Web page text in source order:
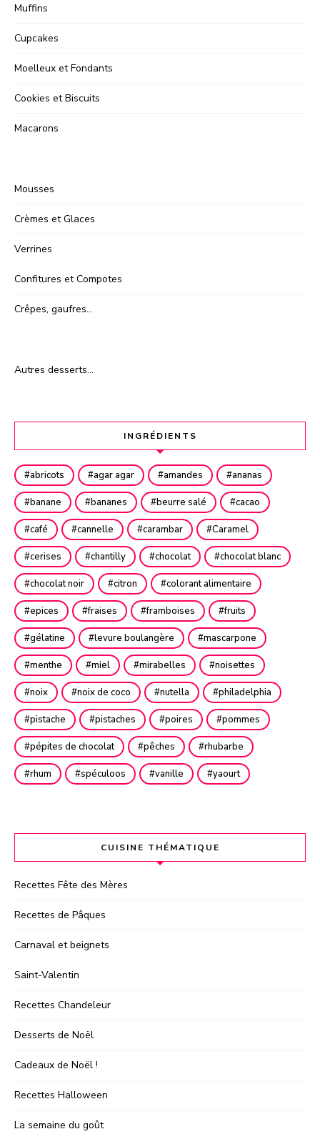
Muffins
Cupcakes
Moelleux et Fondants
Cookies et Biscuits
Macarons
Mousses
Crèmes et Glaces
Verrines
Confitures et Compotes
Crêpes, gaufres…
Autres desserts…
INGRÉDIENTS
abricots agar agar amandes ananas
banane bananes beurre salé cacao
café cannelle carambar Caramel
cerises chantilly chocolat chocolat blanc
chocolat noir citron colorant alimentaire
epices fraises framboises fruits
gélatine levure boulangère mascarpone
menthe miel mirabelles noisettes
noix noix de coco nutella philadelphia
pistache pistaches poires pommes
pépites de chocolat pêches rhubarbe
rhum spéculoos vanille yaourt
CUISINE THÉMATIQUE
Recettes Fête des Mères
Recettes de Pâques
Carnaval et beignets
Saint-Valentin
Recettes Chandeleur
Desserts de Noël
Cadeaux de Noël !
Recettes Halloween
La semaine du goût